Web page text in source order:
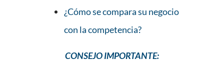
¿Cómo se compara su negocio
con la competencia?
CONSEJO IMPORTANTE: